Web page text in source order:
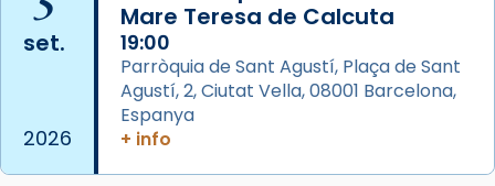
Photo
View on Facebook ·
Arquebisbat de Barcelona
de Barcelona.
2 weeks ago
set.
2026
Mare Teresa de Calcuta
19:00
Parròquia de Sant Agustí, Plaça de Sant
Agustí, 2, Ciutat Vella, 08001 Barcelona,
Espanya
+ info